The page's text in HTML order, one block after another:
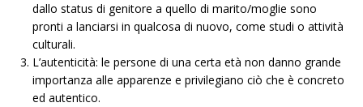
dallo status di genitore a quello di marito/moglie sono
pronti a lanciarsi in qualcosa di nuovo, come studi o attività
culturali.
L’autenticità: le persone di una certa età non danno grande
importanza alle apparenze e privilegiano ciò che è concreto
ed autentico.